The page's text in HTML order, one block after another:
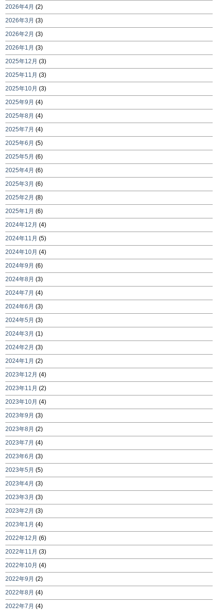
2026年4月 (2)
2026年3月 (3)
2026年2月 (3)
2026年1月 (3)
2025年12月 (3)
2025年11月 (3)
2025年10月 (3)
2025年9月 (4)
2025年8月 (4)
2025年7月 (4)
2025年6月 (5)
2025年5月 (6)
2025年4月 (6)
2025年3月 (6)
2025年2月 (8)
2025年1月 (6)
2024年12月 (4)
2024年11月 (5)
2024年10月 (4)
2024年9月 (6)
2024年8月 (3)
2024年7月 (4)
2024年6月 (3)
2024年5月 (3)
2024年3月 (1)
2024年2月 (3)
2024年1月 (2)
2023年12月 (4)
2023年11月 (2)
2023年10月 (4)
2023年9月 (3)
2023年8月 (2)
2023年7月 (4)
2023年6月 (3)
2023年5月 (5)
2023年4月 (3)
2023年3月 (3)
2023年2月 (3)
2023年1月 (4)
2022年12月 (6)
2022年11月 (3)
2022年10月 (4)
2022年9月 (2)
2022年8月 (4)
2022年7月 (4)